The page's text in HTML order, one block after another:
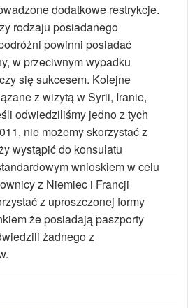
dodatkowe restrykcje.
rodzaju posiadanego
powinni posiadać
w przeciwnym wypadku
się sukcesem. Kolejne
z wizytą w Syrii, Iranie,
odwiedziliśmy jedno z tych
nie możemy skorzystać z
wystąpić do konsulatu
wnioskiem w celu
z Niemiec i Francji
z uproszczonej formy
że posiadają paszporty
żadnego z